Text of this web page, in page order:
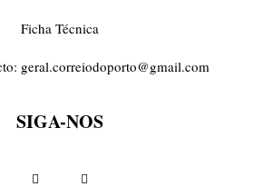
Ficha Técnica
geral.correiodoporto@gmail.com
SIGA-NOS